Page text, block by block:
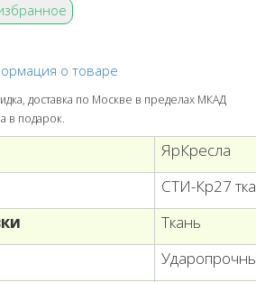
о товаре
доставка по Москве в пределах МКАД
в подарок.
ЯрКресла
СТИ-Кр27
Ткань